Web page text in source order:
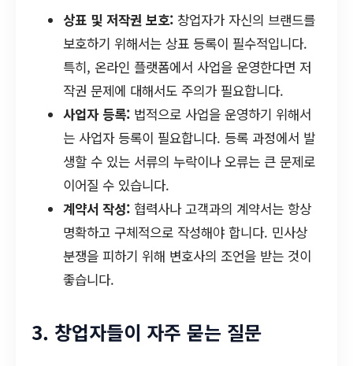
상표 및 저작권 보호: 창업자가 자신의 브랜드를
보호하기 위해서는 상표 등록이 필수적입니다.
특히, 온라인 플랫폼에서 사업을 운영한다면 저
작권 문제에 대해서도 주의가 필요합니다.
사업자 등록: 법적으로 사업을 운영하기 위해서
는 사업자 등록이 필요합니다. 등록 과정에서 발
생할 수 있는 서류의 누락이나 오류는 큰 문제로
이어질 수 있습니다.
계약서 작성: 협력사나 고객과의 계약서는 항상
명확하고 구체적으로 작성해야 합니다. 민사상
분쟁을 피하기 위해 변호사의 조언을 받는 것이
좋습니다.
3. 창업자들이 자주 묻는 질문